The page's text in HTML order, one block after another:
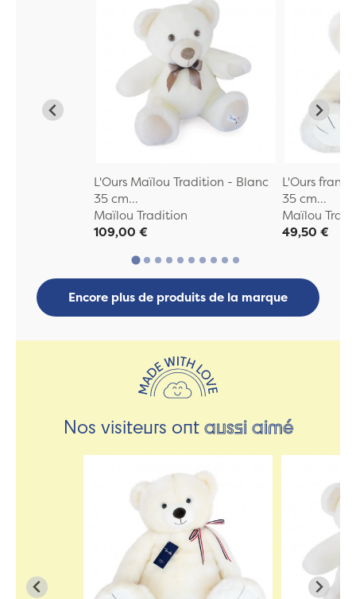
L'Ours Maïlou Tradition - Blanc
35 cm...
Maïlou Tradition
109,00 €
L'Ours
35 cm...
Maïlou
49,50 €
Encore plus de produits de la marque
Nos visiteurs ontaussi aimé